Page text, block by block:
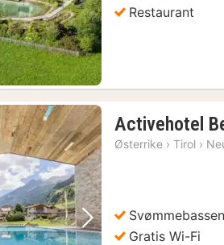
Restaurant
Neste bilde
Activehotel
Østerrike › Tirol ›
Gratis Wi-Fi